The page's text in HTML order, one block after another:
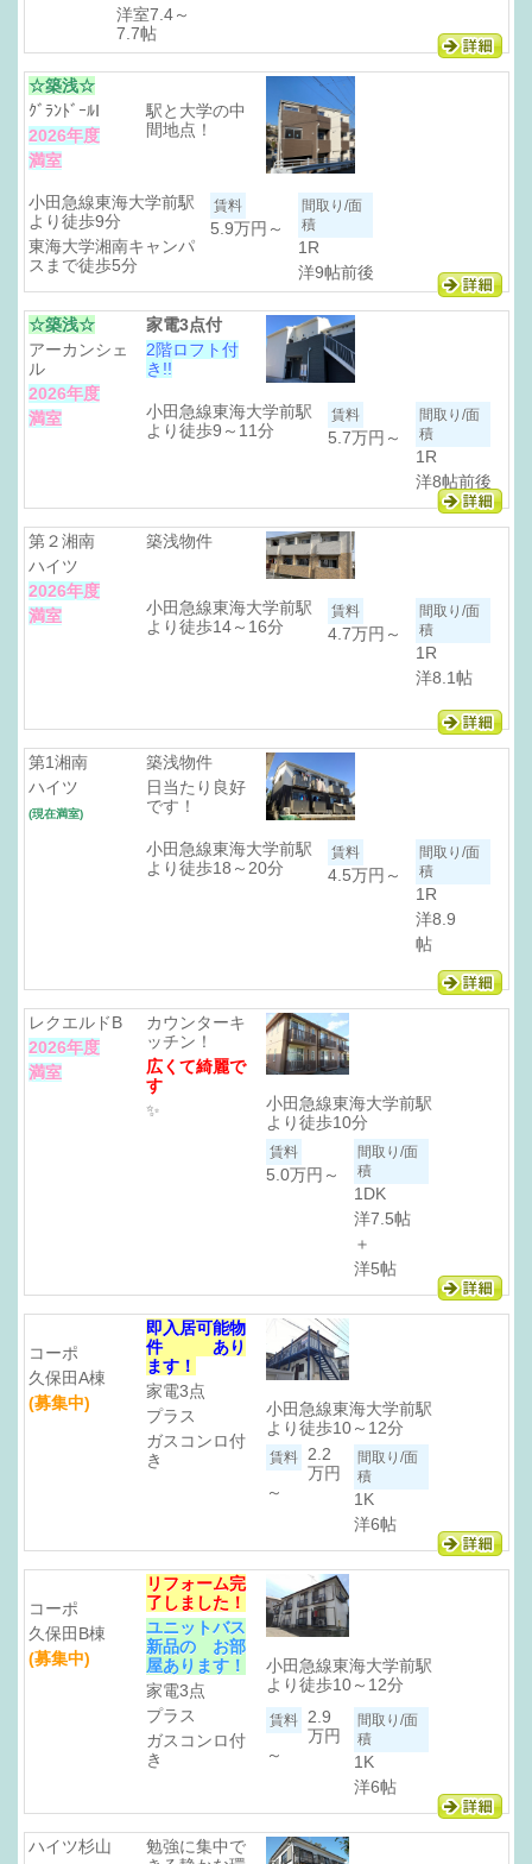
洋室7.4～
7.7帖
☆築浅☆
ｸﾞﾗﾝﾄﾞｰﾙⅠ
2026年度
満室
駅と大学の中
間地点！
小田急線東海大学前駅
より徒歩9分
東海大学湘南キャンパ
スまで徒歩5分
5.9万円 ～
1R
洋9帖前後
☆築浅☆
アーカンシェ
ル
2026年度
満室
家電3点付
2階ロフト付
き!!
小田急線東海大学前駅
より徒歩9～11分
5.7万円 ～
1R
洋8帖前後
第２湘南
ハイツ
2026年度
満室
築浅物件
小田急線東海大学前駅
より徒歩14～16分
4.7万円 ～
1R
洋8.1帖
第1湘南
ハイツ
(現在満室)
築浅物件
日当たり良好
です！
小田急線東海大学前駅
より徒歩18～20分
4.5万円～
1R
洋8.9
帖
レクエルドB
2026年度
満室
カウンターキ
ッチン！
広くて綺麗で
す
✨
小田急線東海大学前駅
より徒歩10分
5.0万円 ～
1DK
洋7.5帖
＋
洋5帖
コーポ
久保田A棟
(募集中)
即入居可能物
件 あり
ます！
家電3点
プラス
ガスコンロ付
き
小田急線東海大学前駅
より徒歩10～12分
2.2
万円
～
1K
洋6帖
コーポ
久保田B棟
(募集中)
リフォーム完
了しました！
ユニットバス
新品の お部
屋あります！
家電3点
プラス
ガスコンロ付
き
小田急線東海大学前駅
より徒歩10～12分
2.9
万円
～
1K
洋6帖
ハイツ杉山
勉強に集中で